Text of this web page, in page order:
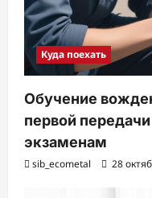
Куда поехать
Обучение
первой
экзаменам
sib_ecometal 28